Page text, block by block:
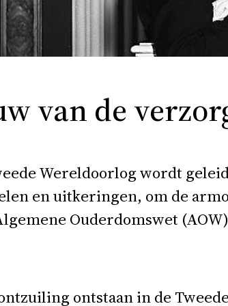
van de
Wereldoorlog wordt
en uitkeringen, om de
Ouderdomswet
ontstaan in de